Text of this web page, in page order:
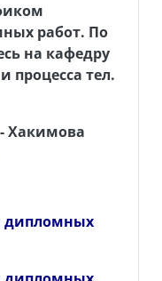
работ. По
на кафедру
процесса тел.
Хакимова
дипломных